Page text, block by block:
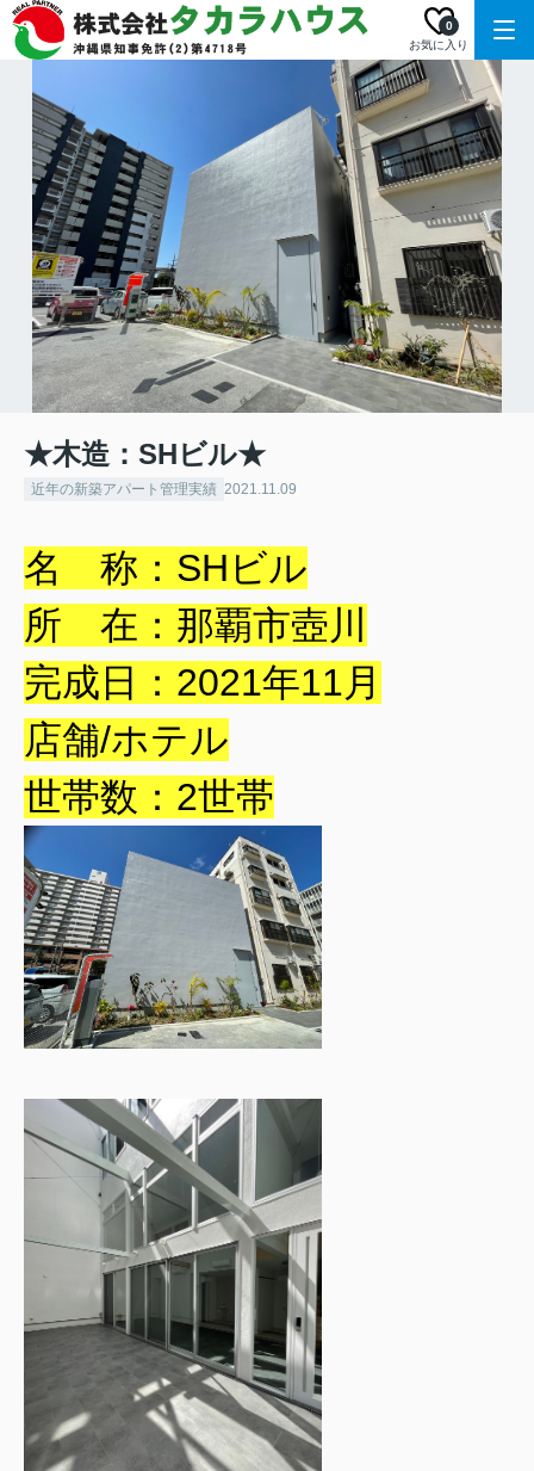
お気に入り
0
★木造：SHビル★
近年の新築アパート管理実績 2021.11.09
名 称：SHビル
所 在：那覇市壺川
完成日：2021年11月
店舗/ホテル
世帯数：2世帯